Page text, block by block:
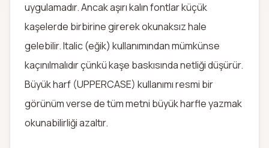
uygulamadır. Ancak aşırı kalın fontlar küçük
kaşelerde birbirine girerek okunaksız hale
gelebilir. Italic (eğik) kullanımından mümkünse
kaçınılmalıdır çünkü kaşe baskısında netliği düşürür.
Büyük harf (UPPERCASE) kullanımı resmi bir
görünüm verse de tüm metni büyük harfle yazmak
okunabilirliği azaltır.